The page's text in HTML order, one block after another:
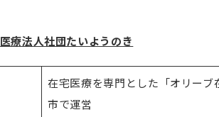
医療法人社団たいようのき
在宅医療を専門とした「オリー
市で運営